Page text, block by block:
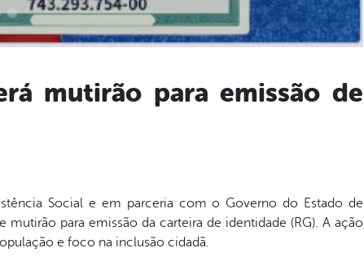
mutirão para emissão de
Social e em parceria com o Governo do Estado de
para emissão da carteira de identidade (RG). A ação
e foco na inclusão cidadã.